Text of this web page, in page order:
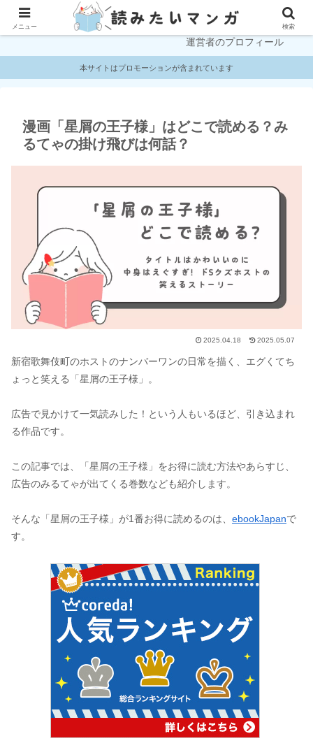
プライバシーポリシー お問い合わせ
運営者のプロフィール
本サイトはプロモーションが含まれています
漫画「星屑の王子様」はどこで読める？み
るてゃの掛け飛びは何話？
2025.04.18 2025.05.07
新宿歌舞伎町のホストのナンバーワンの日常を描く、エグくてち
ょっと笑える「星屑の王子様」。
広告で見かけて一気読みした！という人もいるほど、引き込まれ
る作品です。
この記事では、「星屑の王子様」をお得に読む方法やあらすじ、
広告のみるてゃが出てくる巻数なども紹介します。
そんな「星屑の王子様」が1番お得に読めるのは、 ebookJapanで
す。
メニュー 検索